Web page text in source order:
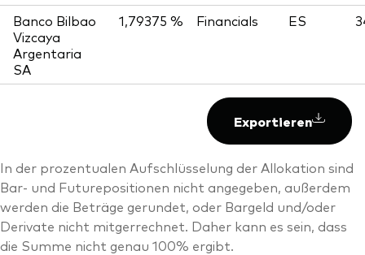
Banco Bilbao
Vizcaya
Argentaria
SA
1,79375 % Financials ES
Exportieren
In der prozentualen Aufschlüsselung der Allokation sind
Bar- und Futurepositionen nicht angegeben, außerdem
werden die Beträge gerundet, oder Bargeld und/oder
Derivate nicht mitgerrechnet. Daher kann es sein, dass
die Summe nicht genau 100% ergibt.